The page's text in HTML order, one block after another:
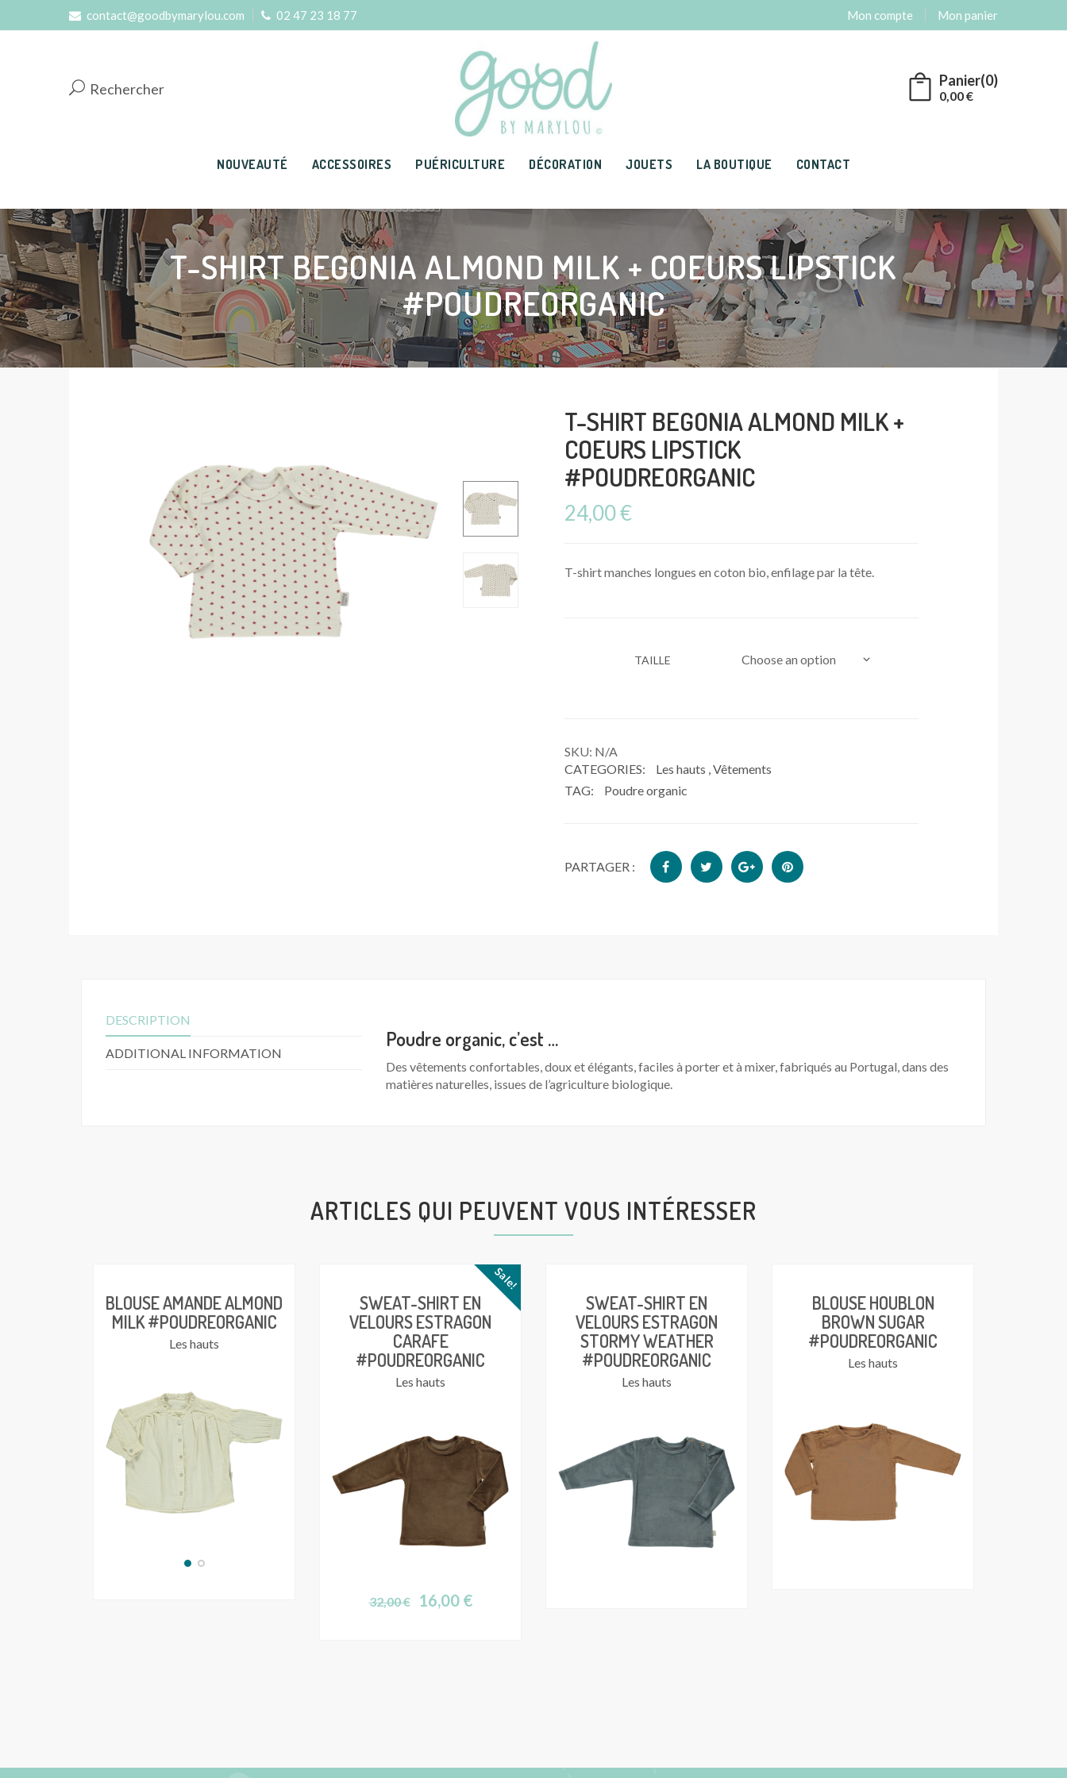
contact@goodbymarylou.com 02 47 23 18 77 Mon compte Mon panier
Rechercher Panier(0)
0,00€
NOUVEAUTÉ ACCESSOIRES PUÉRICULTURE DÉCORATION JOUETS LA BOUTIQUE CONTACT
T-SHIRT BEGONIA ALMOND MILK + COEURS LIPSTICK
#POUDREORGANIC
T-SHIRT BEGONIA ALMOND MILK +
COEURS LIPSTICK
#POUDREORGANIC
24,00€
T-shirt manches longues en coton bio, enfilage par la tête.
TAILLE
SKU: N/A
CATEGORIES:
Les hauts ,Vêtements
TAG:
Poudre organic
PARTAGER :
DESCRIPTION
ADDITIONAL INFORMATION
Poudre organic, c’est …
Des vêtements confortables, doux et élégants, faciles à porter et à mixer, fabriqués au Portugal, dans des
matières naturelles, issues de l’agriculture biologique.
ARTICLES QUI PEUVENT VOUS INTÉRESSER
BLOUSE AMANDE ALMOND
MILK #POUDREORGANIC
Les hauts
SWEAT-SHIRT EN
VELOURS ESTRAGON
CARAFE
#POUDREORGANIC
Les hauts
Sale!
32,00€ 16,00 €
SWEAT-SHIRT EN
VELOURS ESTRAGON
STORMY WEATHER
#POUDREORGANIC
Les hauts
BLOUSE HOUBLON
BROWN SUGAR
#POUDREORGANIC
Les hauts